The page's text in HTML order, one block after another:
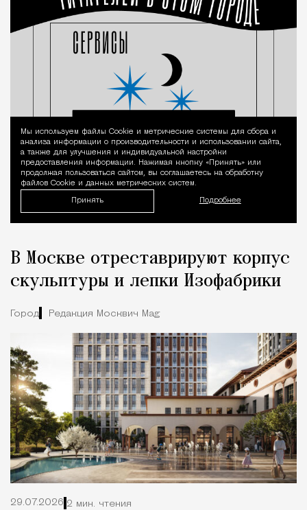
Уведомление
Мы используем файлы Сookie и метрические системы для сбора и
анализа информации о производительности и использовании сайта,
а также для улучшения и индивидуальной настройки
предоставления информации. Нажимая кнопку «Принять» или
продолжая пользоваться сайтом, вы соглашаетесь на обработку
файлов Cookie и данных метрических систем.
Принять Подробнее
В Москве отреставрируют корпус
скульптуры и лепки Изофабрики
Город Редакция Москвич Mag
29.07.2026 2 мин. чтения